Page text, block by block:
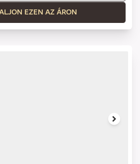
EZEN AZ ÁRON